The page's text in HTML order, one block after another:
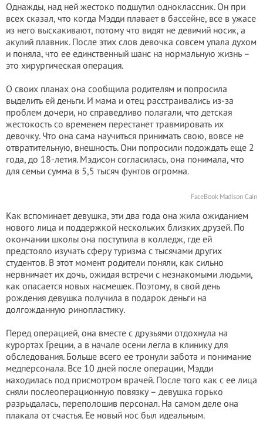
Однажды, над ней жестоко подшутил одноклассник. Он при
всех сказал, что когда Мэдди плавает в бассейне, все в ужасе
из него выскакивают, потому что видят не девичий носик, а
акулий плавник. После этих слов девочка совсем упала духом
и поняла, что ее единственный шанс на нормальную жизнь –
это хирургическая операция.
О своих планах она сообщила родителям и попросила
выделить ей деньги. И мама и отец расстраивались из-за
проблем дочери, но справедливо полагали, что детская
жестокость со временем перестанет травмировать их
девочку. Что она сама научиться принимать свою, вовсе не
отвратительную, внешность. Они попросили подождать еще 2
года, до 18-летия. Мэдисон согласилась, она понимала, что
для семьи сумма в 5,5 тысяч фунтов огромна.
FaceBook Madison Cain
Как вспоминает девушка, эти два года она жила ожиданием
нового лица и поддержкой нескольких близких друзей. По
окончании школы она поступила в колледж, где ей
предстояло изучать сферу туризма с тысячами других
студентов. В этот момент родители поняли, как сильно
нервничает их дочь, ожидая встречи с незнакомыми людьми,
как опасается новых насмешек. Поэтому, в свой день
рождения девушка получила в подарок деньги на
долгожданную ринопластику.
Перед операцией, она вместе с друзьями отдохнула на
курортах Греции, а в начале осени легла в клинику для
обследования. Больше всего ее тронули забота и понимание
медперсонала. Все 10 дней после операции, Мэдди
находилась под присмотром врачей. После того как с ее лица
сняли послеоперационную повязку – девушка горько
разрыдалась, переполошив персонал. На самом деле она
плакала от счастья. Ее новый нос был идеальным.